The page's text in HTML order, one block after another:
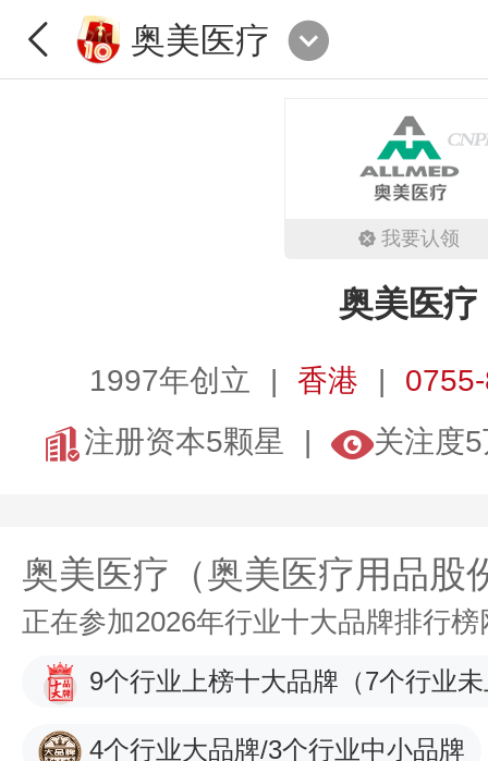
奥美医疗
我要认领
奥美医疗
1997年创立 香港
注册资本5颗星
关注度
奥美医疗（奥美医疗用品股
正在参加2026年行业十大品牌排行
9个行业上榜十大品牌 （7个行业
4个行业大品牌/3个行业中小品牌